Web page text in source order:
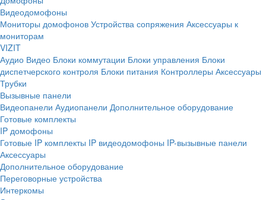
Видеодомофоны
Мониторы домофонов Устройства сопряжения Аксессуары к
мониторам
VIZIT
Аудио Видео Блоки коммутации Блоки управления Блоки
диспетчерского контроля Блоки питания Контроллеры Аксессуары
Трубки
Вызывные панели
Видеопанели Аудиопанели Дополнительное оборудование
Готовые комплекты
IP домофоны
Готовые IP комплекты IP видеодомофоны IP-вызывные панели
Аксессуары
Дополнительное оборудование
Переговорные устройства
Интеркомы